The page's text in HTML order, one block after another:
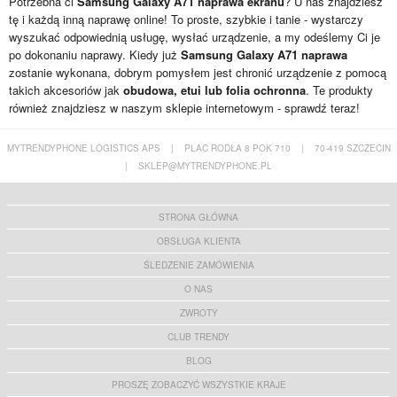
tę i każdą inną naprawę online! To proste, szybkie i tanie - wystarczy
wyszukać odpowiednią usługę, wysłać urządzenie, a my odeślemy Ci je
po dokonaniu naprawy. Kiedy już Samsung Galaxy A71 naprawa
zostanie wykonana, dobrym pomysłem jest chronić urządzenie z pomocą
takich akcesoriów jak obudowa, etui lub folia ochronna. Te produkty
również znajdziesz w naszym sklepie internetowym - sprawdź teraz!
MYTRENDYPHONE LOGISTICS APS | PLAC RODŁA 8 POK 710 |
70-419 SZCZECIN
|
SKLEP@MYTRENDYPHONE.PL
STRONA GŁÓWNA
OBSŁUGA KLIENTA
ŚLEDZENIE ZAMÓWIENIA
O NAS
ZWROTY
CLUB TRENDY
BLOG
PROSZĘ ZOBACZYĆ WSZYSTKIE KRAJE